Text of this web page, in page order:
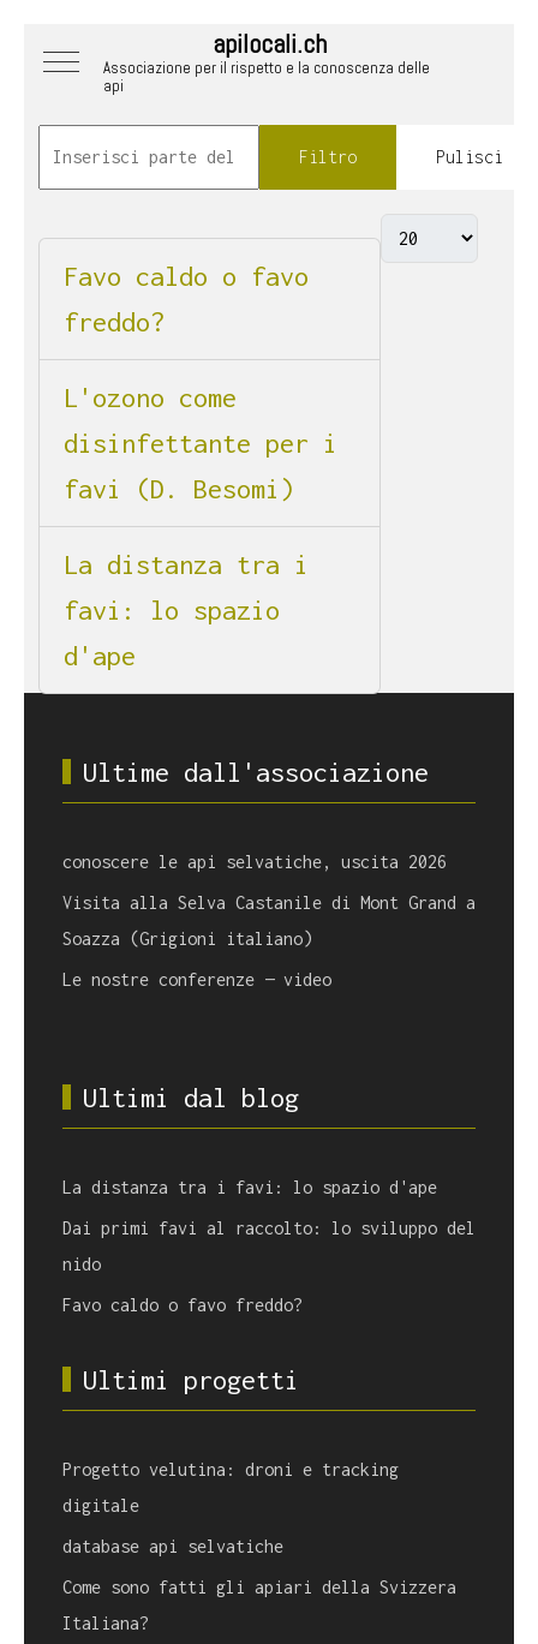
Mobile Menu Toggleapilocali.ch
Associazione per il rispetto e la conoscenza delle
api
Filtro Pulisci
Favo caldo o favo
freddo?
L'ozono come
disinfettante per i
favi (D. Besomi)
La distanza tra i
favi: lo spazio
d'ape
Ultime dall'associazione
conoscere le api selvatiche, uscita 2026
Visita alla Selva Castanile di Mont Grand a
Soazza (Grigioni italiano)
Le nostre conferenze — video
Ultimi dal blog
La distanza tra i favi: lo spazio d'ape
Dai primi favi al raccolto: lo sviluppo del
nido
Favo caldo o favo freddo?
Ultimi progetti
Progetto velutina: droni e tracking
digitale
database api selvatiche
Come sono fatti gli apiari della Svizzera
Italiana?